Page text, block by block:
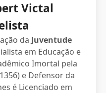
Victal
da Juventude
em Educação e
Imortal pela
e Defensor da
é Licenciado em